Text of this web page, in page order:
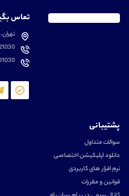
تماس
پشتیبانی
سوالات متداول
دانلود اپلیکیشن اختصاصی
نرم افزار های کاربردی
قوانین و مقررات